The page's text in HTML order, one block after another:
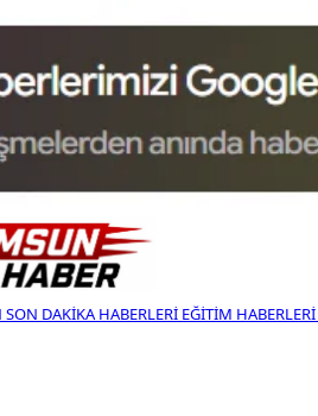
DAKIKA HABERLERI EĞITIM HABERLERI